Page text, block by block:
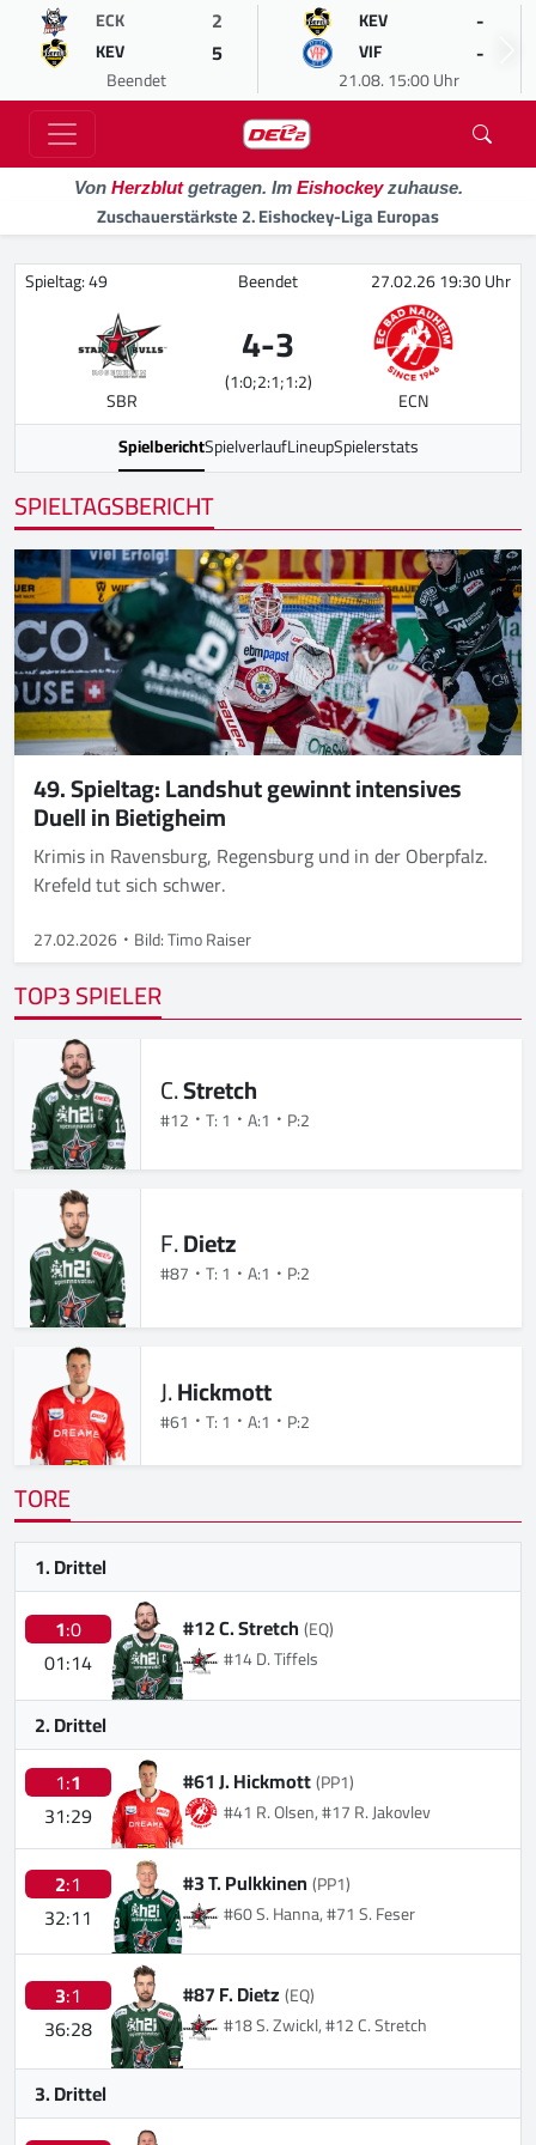
ECK 2
KEV 5
Beendet
KEV -
VIF -
21.08. 15:00 Uhr
Von Herzblutgetragen. Im Eishockeyzuhause.
Zuschauerstärkste 2. Eishockey-Liga Europas
Spieltag: 49 Beendet 27.02.26 19:30 Uhr
SBR
4-3
(1:0;2:1;1:2)
ECN
SpielberichtSpielverlaufLineupSpielerstats
SPIELTAGSBERICHT
49. Spieltag: Landshut gewinnt intensives
Duell in Bietigheim
Krimis in Ravensburg, Regensburg und in der Oberpfalz.
Krefeld tut sich schwer.
27.02.2026 Bild: Timo Raiser
TOP3 SPIELER
C.Stretch
#12 T: 1 A:1 P:2
F.Dietz
#87 T: 1 A:1 P:2
J.Hickmott
#61 T: 1 A:1 P:2
TORE
1. Drittel
1:0
01:14
#12 C. Stretch(EQ)
#14 D. Tiffels
2. Drittel
1:1
31:29
#61 J. Hickmott(PP1)
#41 R. Olsen, #17 R. Jakovlev
2:1
32:11
#3 T. Pulkkinen(PP1)
#60 S. Hanna, #71 S. Feser
3:1
36:28
#87 F. Dietz(EQ)
#18 S. Zwickl, #12 C. Stretch
3. Drittel